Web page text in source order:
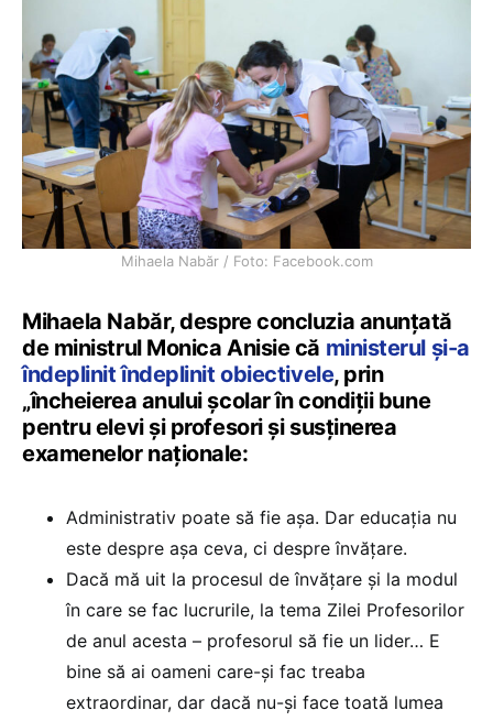
Mihaela Nabăr / Foto: Facebook.com
Mihaela Nabăr, despre concluzia anunțată
de ministrul Monica Anisie că ministerul și-a
îndeplinit îndeplinit obiectivele, prin
„încheierea anului şcolar în condiţii bune
pentru elevi şi profesori şi susţinerea
examenelor naţionale:
Administrativ poate să fie așa. Dar educația nu
este despre așa ceva, ci despre învățare.
Dacă mă uit la procesul de învățare și la modul
în care se fac lucrurile, la tema Zilei Profesorilor
de anul acesta – profesorul să fie un lider… E
bine să ai oameni care-și fac treaba
extraordinar, dar dacă nu-și face toată lumea